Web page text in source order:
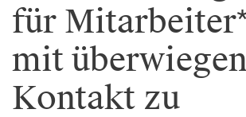
für
mit
Kontakt zu